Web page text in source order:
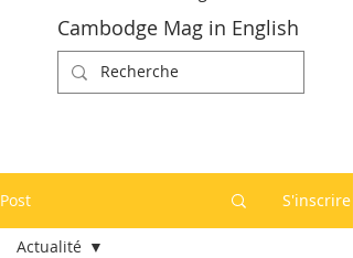
Cambodge Mag in English
Post S'inscrire
Actualité